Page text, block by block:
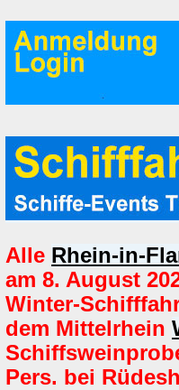
Alle Rhein-in-
am 8. August
Winter-
dem Mittelrhein
Pers. bei